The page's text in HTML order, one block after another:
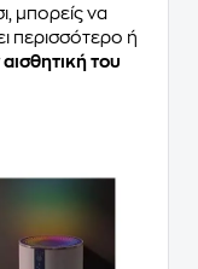
μπορείς να
περισσότερο ή
του